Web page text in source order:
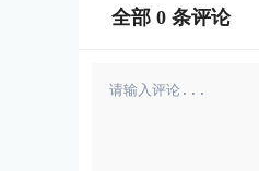
全部 0 条评论